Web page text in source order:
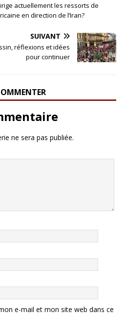
actuellement les ressorts de
en direction de l’Iran?
SUIVANT
réflexions et idées
pour continuer
ne sera pas publiée.
e-mail et mon site web dans ce